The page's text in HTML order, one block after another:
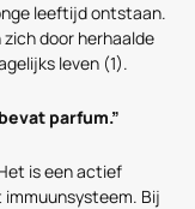
leeftijd ontstaan.
door herhaalde
leven (1).
parfum.”
is een actief
Bij